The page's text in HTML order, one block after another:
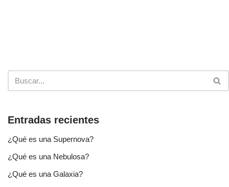
Entradas recientes
¿Qué es una Supernova?
¿Qué es una Nebulosa?
¿Qué es una Galaxia?